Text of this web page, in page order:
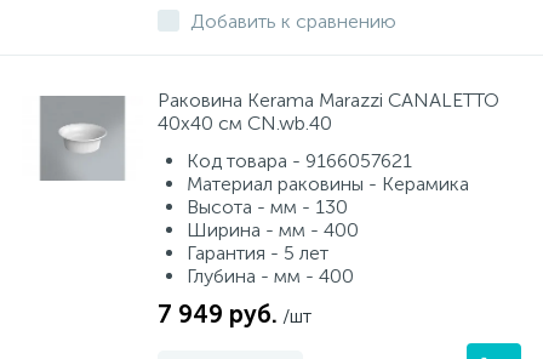
Добавить к сравнению
Раковина Kerama Marazzi CANALETTO
40x40 см CN.wb.40
Код товара - 9166057621
Материал раковины - Керамика
Высота - мм - 130
Ширина - мм - 400
Гарантия - 5 лет
Глубина - мм - 400
7 949 руб. /шт